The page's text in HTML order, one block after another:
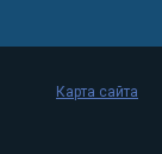
Карта сайта